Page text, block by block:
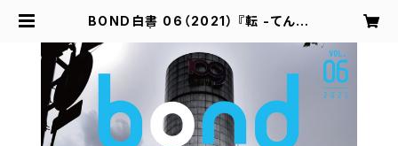
BOND白書 06（2021） 『転 -てん-』